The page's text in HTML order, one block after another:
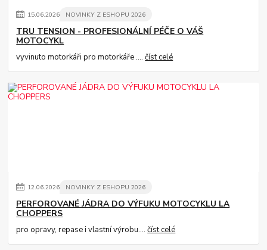
15.06.2026 NOVINKY Z ESHOPU 2026
TRU TENSION - PROFESIONÁLNÍ PÉČE O VÁŠ
MOTOCYKL
vyvinuto motorkáři pro motorkáře ....číst celé
12.06.2026 NOVINKY Z ESHOPU 2026
PERFOROVANÉ JÁDRA DO VÝFUKU MOTOCYKLU LA
CHOPPERS
pro opravy, repase i vlastní výrobu....číst celé